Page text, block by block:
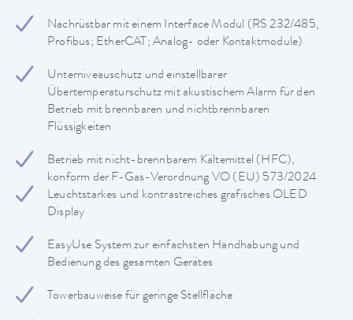
Nachrüstbar mit einem Interface Modul (RS 232/485,
Profibus; EtherCAT; Analog- oder Kontaktmodule)
Unterniveauschutz und einstellbarer
Übertemperaturschutz mit akustischem Alarm für den
Betrieb mit brennbaren und nichtbrennbaren
Flüssigkeiten
Betrieb mit nicht-brennbarem Kältemittel (HFC),
konform der F-Gas-Verordnung VO (EU) 573/2024
Leuchtstarkes und kontrastreiches grafisches OLED
Display
EasyUse System zur einfachsten Handhabung und
Bedienung des gesamten Gerätes
Towerbauweise für geringe Stellfläche